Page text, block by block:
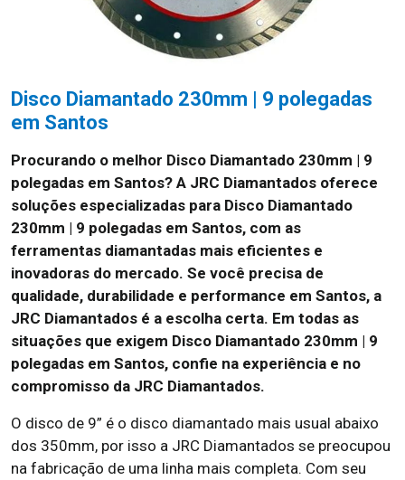
Disco Diamantado 230mm | 9 polegadas
em Santos
Procurando o melhor Disco Diamantado 230mm | 9
polegadas em Santos? A JRC Diamantados oferece
soluções especializadas para Disco Diamantado
230mm | 9 polegadas em Santos, com as
ferramentas diamantadas mais eficientes e
inovadoras do mercado. Se você precisa de
qualidade, durabilidade e performance em Santos, a
JRC Diamantados é a escolha certa. Em todas as
situações que exigem Disco Diamantado 230mm | 9
polegadas em Santos, confie na experiência e no
compromisso da JRC Diamantados.
O disco de 9” é o disco diamantado mais usual abaixo
dos 350mm, por isso a JRC Diamantados se preocupou
na fabricação de uma linha mais completa. Com seu